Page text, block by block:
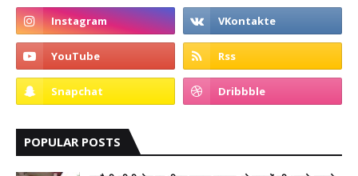
POPULAR POSTS